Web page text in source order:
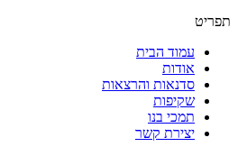
תפריט
עמוד הבית
אודות
סדנאות והרצאות
שקיפות
תמכי בנו
יצירת קשר